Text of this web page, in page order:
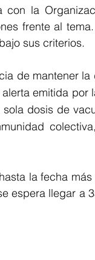
con la
frente al
sus criterios.
de mantener
emitida
dosis de
la fecha
espera llegar a